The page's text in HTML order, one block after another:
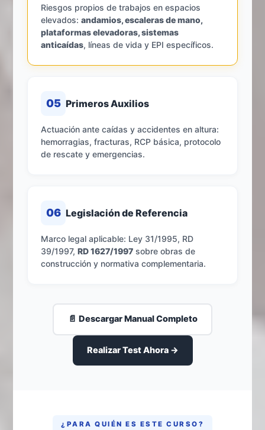
Riesgos propios de trabajos en espacios
elevados:andamios, escaleras de mano,
plataformas elevadoras, sistemas
anticaídas, líneas de vida y EPI específicos.
05 Primeros Auxilios
Actuación ante caídas y accidentes en altura:
hemorragias, fracturas, RCP básica, protocolo
de rescate y emergencias.
06 Legislación de Referencia
Marco legal aplicable: Ley 31/1995, RD
39/1997,RD 1627/1997 sobre obras de
construcción y normativa complementaria.
📄 Descargar Manual Completo
Realizar Test Ahora →
¿PARA QUIÉN ES ESTE CURSO?